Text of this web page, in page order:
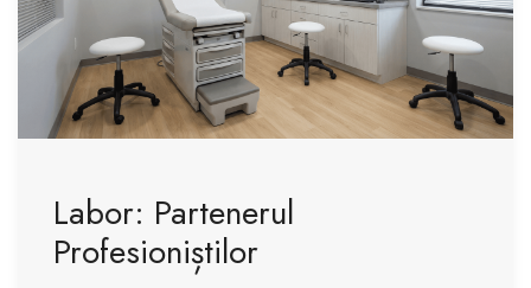
Labor: Partenerul
Profesioniștilor